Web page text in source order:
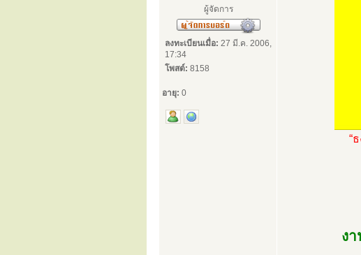
ผู้จัดการ
ลงทะเบียนเมื่อ: 27 มี.ค. 2006,
17:34
โพสต์: 8158
อายุ: 0
“
ง